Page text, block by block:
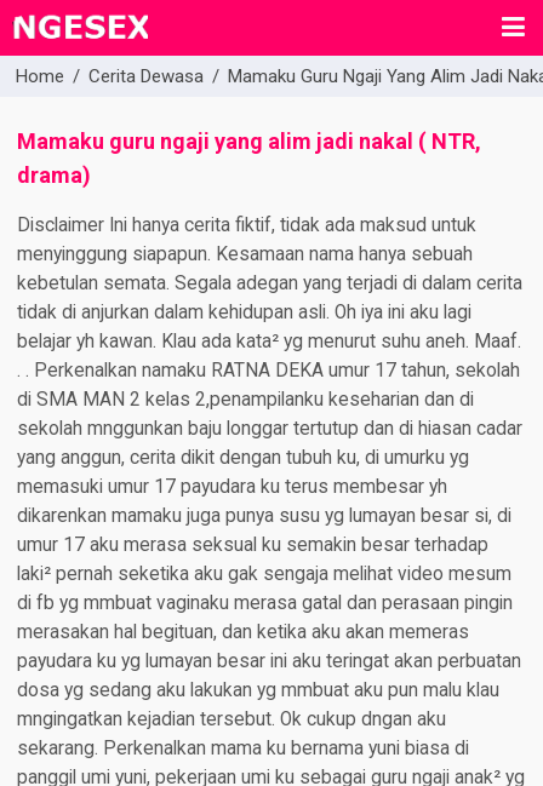
Home / Cerita Dewasa / Mamaku Guru Ngaji Yang Alim Jadi
Mamaku guru ngaji yang alim jadi nakal ( NTR,
drama)
Disclaimer Ini hanya cerita fiktif, tidak ada maksud untuk
menyinggung siapapun. Kesamaan nama hanya sebuah
kebetulan semata. Segala adegan yang terjadi di dalam cerita
tidak di anjurkan dalam kehidupan asli. Oh iya ini aku lagi
belajar yh kawan. Klau ada kata² yg menurut suhu aneh. Maaf.
. . Perkenalkan namaku RATNA DEKA umur 17 tahun, sekolah
di SMA MAN 2 kelas 2,penampilanku keseharian dan di
sekolah mnggunkan baju longgar tertutup dan di hiasan cadar
yang anggun, cerita dikit dengan tubuh ku, di umurku yg
memasuki umur 17 payudara ku terus membesar yh
dikarenkan mamaku juga punya susu yg lumayan besar si, di
umur 17 aku merasa seksual ku semakin besar terhadap
laki² pernah seketika aku gak sengaja melihat video mesum
di fb yg mmbuat vaginaku merasa gatal dan perasaan pingin
merasakan hal begituan, dan ketika aku akan memeras
payudara ku yg lumayan besar ini aku teringat akan perbuatan
dosa yg sedang aku lakukan yg mmbuat aku pun malu klau
mngingatkan kejadian tersebut. Ok cukup dngan aku
sekarang. Perkenalkan mama ku bernama yuni biasa di
panggil umi yuni, pekerjaan umi ku sebagai guru ngaji anak² yg